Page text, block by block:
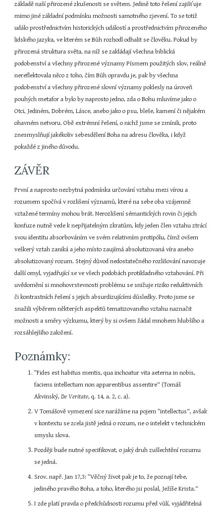
základě naší přirozené zkušenosti se světem. Jedině toto řešení zajišťuje
mimo jiné základní podmínku možnosti samotného zjevení. To se totiž
událo prostřednictvím historických událostí a prostřednictvím přirozeného
lidského jazyka, ve kterém se Bůh rozhodl odhalit se člověku. Pokud by
přirozená struktura světa, na níž se zakládají všechna biblická
podobenství a všechny přirozené významy Písmem použitých slov, reálně
nereflektovala něco z toho, čím Bůh opravdu je, pak by všechna
podobenství a všechny přirozené slovní významy poklesly na úroveň
pouhých metafor a bylo by naprosto jedno, zda o Bohu mluvíme jako o
Otci, Jediném, Dobrém, Lásce, anebo jako o psu, bleše, kamení či nějakém
ohavném netvoru. Obě extrémní řešení, o nichž jsme se zmínili, proto
znesmyslňují jakékoliv sebesdělení Boha na adresu člověka, i když
pokaždé z jiného důvodu.
ZÁVĚR
První a naprosto nezbytná podmínka určování vztahu mezi vírou a
rozumem spočívá v rozlišení významů, které na sebe oba vzájemně
vztažené termíny mohou brát. Nerozlišení sémantických rovin či jejich
konfuze nutně vede k nepřijatelným zkratům, kdy jeden člen vztahu ztrácí
svou identitu absorbováním ve svém relativním protipólu, čímž ovšem
veškerý vztah zaniká a jeho místo zaujímá absolutizovaná víra anebo
absolutizovaný rozum. Stejný důvod nedostatečného rozlišování navozuje
další omyl, vyjadřující se ve všech podobách protikladného vztahování. Při
uvědomění si mnohovrstevnosti problému se snižuje riziko reduktivních
či kontrastních řešení s jejich absurdizujícími důsledky. Proto jsme se
snažili výběrem některých aspektů tematizovaného vztahu naznačit
možnosti a směry výzkumu, který by si ovšem žádal mnohem hlubšího a
rozsáhlejšího založení.
Poznámky:
”Fides est habitus mentis, qua inchoatur vita aeterna in nobis,
faciens intellectum non apparentibus assentire“ (Tomáš
Akvinský, De Veritate, q. 14, a. 2, c. a).
V Tomášově vymezení sice narážíme na pojem ”intellectus“, avšak
v kontextu se zcela jistě jedná o rozum, ne o intelekt v technickém
smyslu slova.
Později bude nutné specifikovat, o jaký druh zušlechtění rozumu
se jedná.
Srov. např. Jan 17,3: ”Věčný život pak je to, že poznají tebe,
jediného pravého Boha, a toho, kterého jsi poslal, Ježíše Krista.“
I zde platí pravda o předchůdnosti rozumu před vůlí, vyjádřitelná